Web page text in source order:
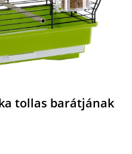
tollas barátjának